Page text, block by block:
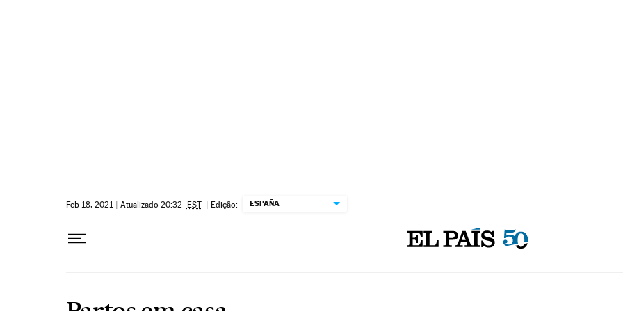
Feb 18, 2021 | Atualizado 20:32 EST | Edição: ESPAÑA